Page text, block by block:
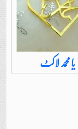
یا محمد لاکٹ